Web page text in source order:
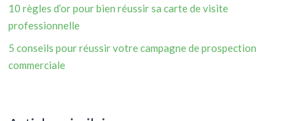
10 règles d’or pour bien réussir sa carte de visite
professionnelle
5 conseils pour réussir votre campagne de prospection
commerciale